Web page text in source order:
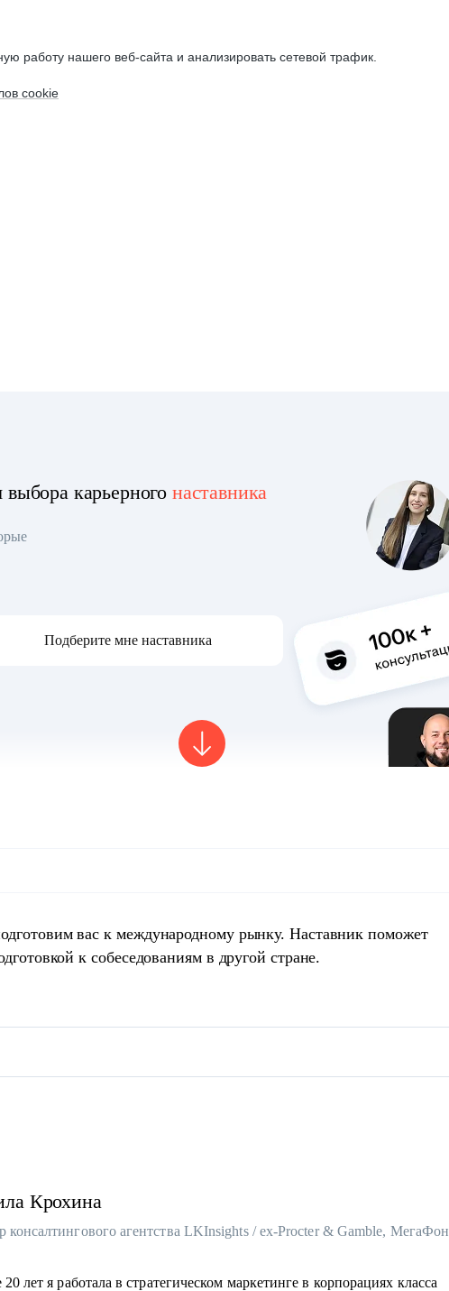
работу нашего веб-сайта и анализировать сетевой трафик.
cookie
карьерного наставника
Подберите мне наставника
вас к международному рынку. Наставник поможет
к собеседованиям в другой стране.
Крохина
консалтингового агентства LKInsights / ex-Procter & Gamble, МегаФон
лет я работала в стратегическом маркетинге в корпорациях класса